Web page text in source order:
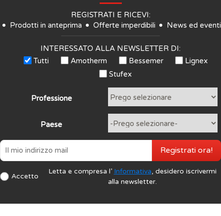
REGISTRATI E RICEVI:
Prodotti in anteprima
Offerte imperdibili News ed eventi
INTERESSATO ALLA NEWSLETTER DI:
Tutti
Amotherm Bessemer
Lignex
Stufex
Professione
Paese
Accetto
Letta e compresa l’ Informativa, desidero iscrivermi
alla newsletter.
Registrati ora!